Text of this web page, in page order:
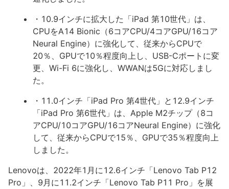
・10.9インチに拡大した「iPad 第10世代」は、
CPUをA14 Bionic（6コアCPU/4コアGPU/16コア
Neural Engine）に強化して、従来からCPUで
20％、GPUで10％程度向上し、USB-Cポートに変
更、Wi-Fi 6に強化し、WWANは5Gに対応しまし
た。
・11.0インチ「iPad Pro 第4世代」と12.9インチ
「iPad Pro 第6世代」は、Apple M2チップ（8コ
アCPU/10コアGPU/16コアNeural Engine）に強化
して、従来からCPUで15％、GPUで35％程度向上
しました。
Lenovoは、2022年1月に12.6インチ「Lenovo Tab P12
Pro」、9月に11.2インチ「Lenovo Tab P11 Pro」を展